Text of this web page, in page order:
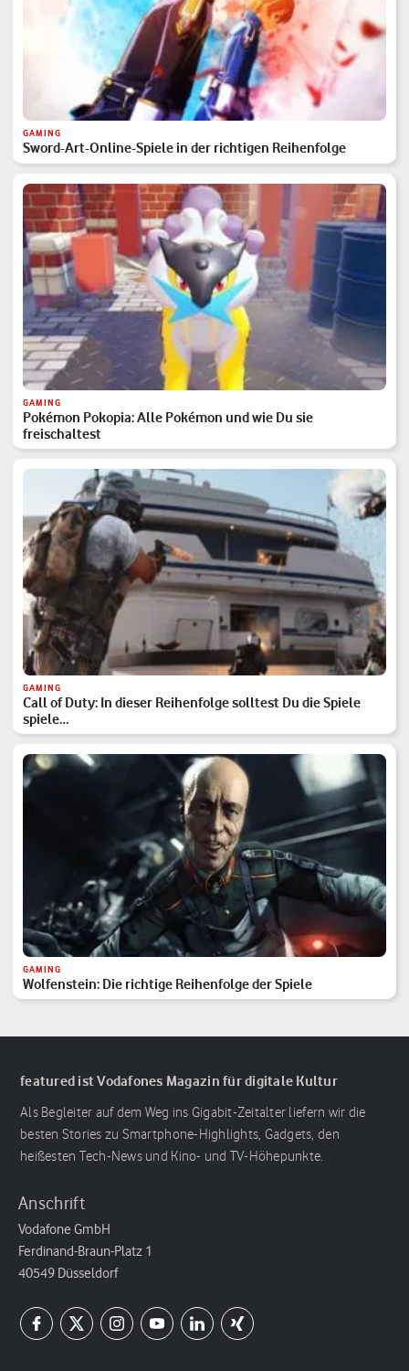
GAMING
Sword-Art-Online-Spiele in der richtigen Reihenfolge
GAMING
Pokémon Pokopia: Alle Pokémon und wie Du sie
freischaltest
GAMING
Call of Duty: In dieser Reihenfolge solltest Du die Spiele
spiele…
GAMING
Wolfenstein: Die richtige Reihenfolge der Spiele
featured ist Vodafones Magazin für digitale Kultur
Als Begleiter auf dem Weg ins Gigabit-Zeitalter liefern wir die
besten Stories zu Smartphone-Highlights, Gadgets, den
heißesten Tech-News und Kino- und TV-Höhepunkte.
Anschrift
Vodafone GmbH
Ferdinand-Braun-Platz 1
40549 Düsseldorf